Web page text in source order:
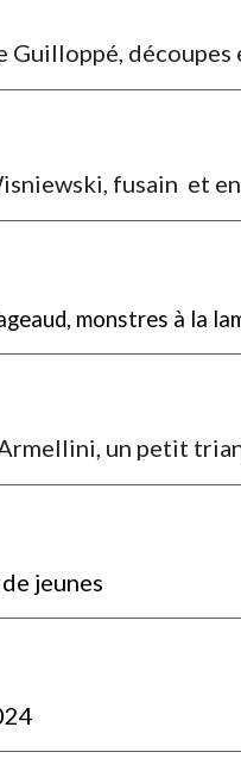
Guilloppé, découpes
fusain et
monstres à la
un petit
jeunes